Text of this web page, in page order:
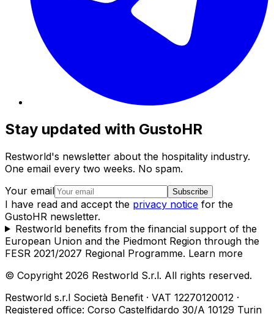
Stay updated with GustoHR
Restworld's newsletter about the hospitality industry.
One email every two weeks. No spam.
Your email
Subscribe
I have read and accept the privacy notice for the
GustoHR newsletter.
Restworld benefits from the financial support of the
European Union and the Piedmont Region through the
FESR 2021/2027 Regional Programme. Learn more
© Copyright 2026 Restworld S.r.l. All rights reserved.
Restworld s.r.l Società Benefit · VAT 12270120012 ·
Registered office: Corso Castelfidardo 30/A 10129 Turin